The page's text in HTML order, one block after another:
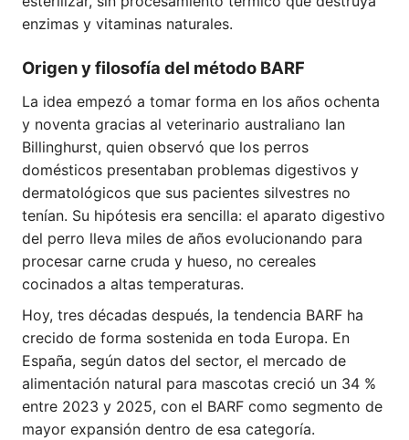
enzimas y vitaminas naturales.
Origen y filosofía del método BARF
La idea empezó a tomar forma en los años ochenta
y noventa gracias al veterinario australiano Ian
Billinghurst, quien observó que los perros
domésticos presentaban problemas digestivos y
dermatológicos que sus pacientes silvestres no
tenían. Su hipótesis era sencilla: el aparato digestivo
del perro lleva miles de años evolucionando para
procesar carne cruda y hueso, no cereales
cocinados a altas temperaturas.
Hoy, tres décadas después, la tendencia BARF ha
crecido de forma sostenida en toda Europa. En
España, según datos del sector, el mercado de
alimentación natural para mascotas creció un 34 %
entre 2023 y 2025, con el BARF como segmento de
mayor expansión dentro de esa categoría.